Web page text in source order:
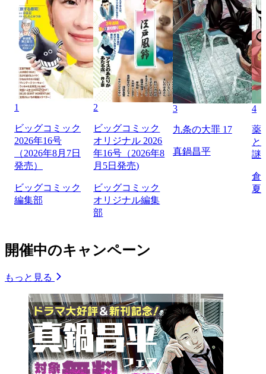
1
ビッグコミック
2026年16号
（2026年8月7日
発売）
ビッグコミック
編集部
2
ビッグコミック
オリジナル 2026
年16号（2026年8
月5日発売)
ビッグコミック
オリジナル編集
部
3
九条の大罪 17
真鍋昌平
4
薬
と
謎
倉
夏
開催中のキャンペーン
もっと見る